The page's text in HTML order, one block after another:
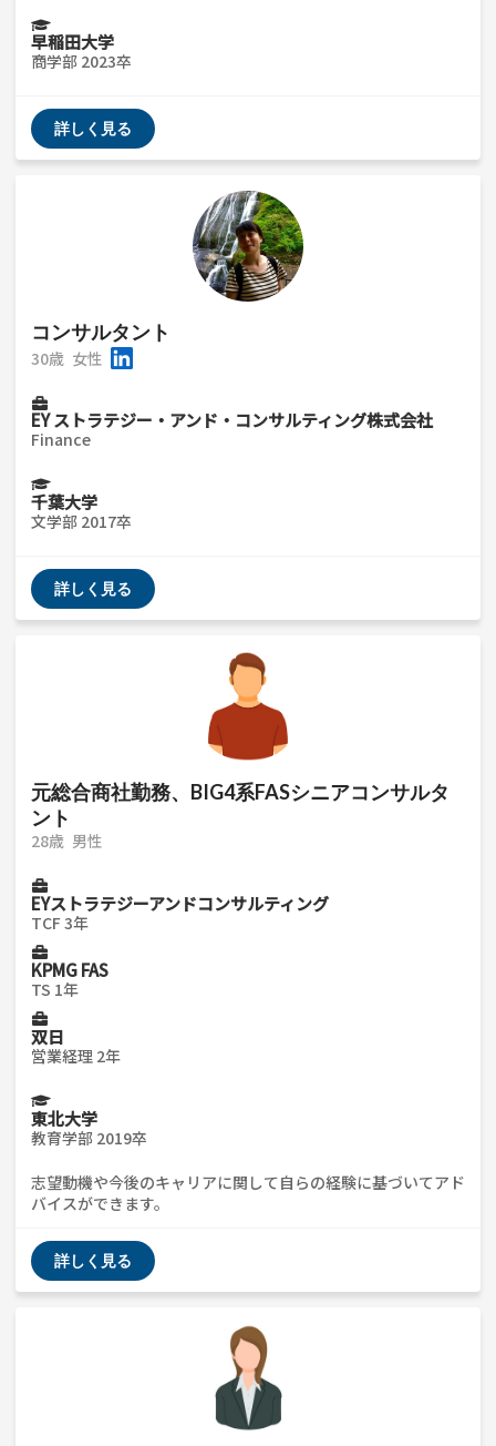
早稲田大学
商学部 2023卒
詳しく見る
コンサルタント
30歳 女性
EY ストラテジー・アンド・コンサルティング株式会社
Finance
千葉大学
文学部 2017卒
詳しく見る
元総合商社勤務、BIG4系FASシニアコンサルタ
ント
28歳 男性
EYストラテジーアンドコンサルティング
TCF 3年
KPMG FAS
TS 1年
双日
営業経理 2年
東北大学
教育学部 2019卒
志望動機や今後のキャリアに関して自らの経験に基づいてアド
バイスができます。
詳しく見る